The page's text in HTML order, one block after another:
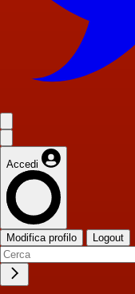
Accedi
Modifica profilo Logout